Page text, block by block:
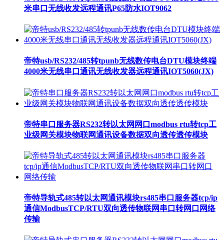
米串口无线收发远程通讯P65防水IOT9062
帝特usb/RS232/485转tpunb无线数传电台DTU模块终端
4000米无线串口通讯无线收发器远程通讯IOT5060(JX)
帝特串口服务器RS232转以太网网口modbus rtu转tcp工
业级网关模块物联网通讯设备数据双向透传透传模块
帝特导轨式485转以太网通讯模块rs485串口服务器tcp/ip
通信ModbusTCP/RTU双向透传物联网串口转网口网络
传输